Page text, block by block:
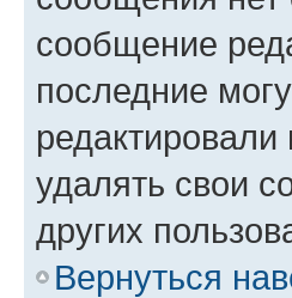
сообщение
последние
удалять свои
других
Вернуться